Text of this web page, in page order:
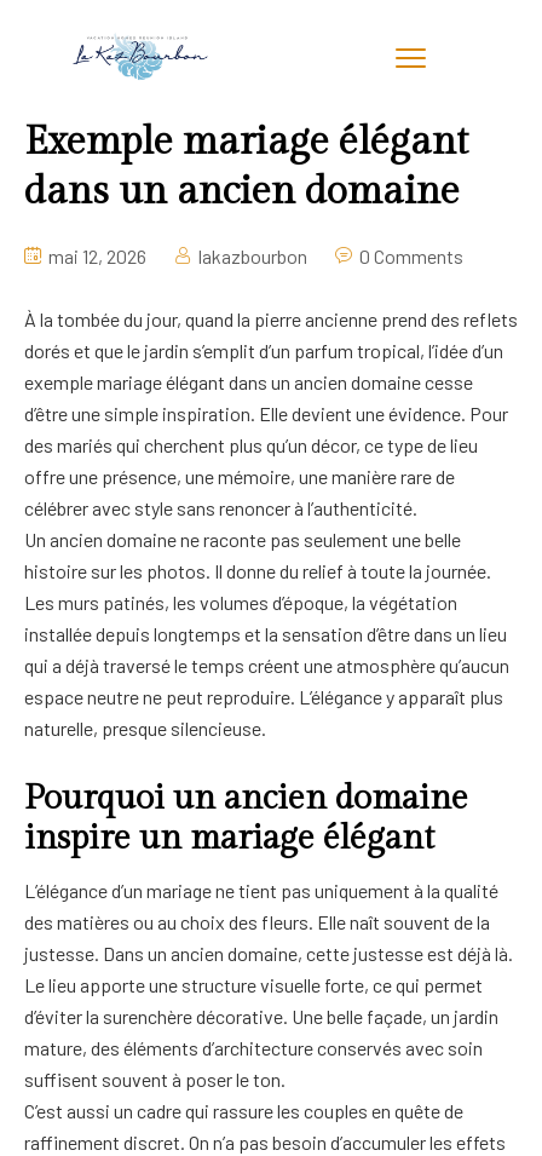
Exemple mariage élégant
dans un ancien domaine
mai 12, 2026 lakazbourbon 0 Comments
À la tombée du jour, quand la pierre ancienne prend des reflets
dorés et que le jardin s’emplit d’un parfum tropical, l’idée d’un
exemple mariage élégant dans un ancien domaine cesse
d’être une simple inspiration. Elle devient une évidence. Pour
des mariés qui cherchent plus qu’un décor, ce type de lieu
offre une présence, une mémoire, une manière rare de
célébrer avec style sans renoncer à l’authenticité.
Un ancien domaine ne raconte pas seulement une belle
histoire sur les photos. Il donne du relief à toute la journée.
Les murs patinés, les volumes d’époque, la végétation
installée depuis longtemps et la sensation d’être dans un lieu
qui a déjà traversé le temps créent une atmosphère qu’aucun
espace neutre ne peut reproduire. L’élégance y apparaît plus
naturelle, presque silencieuse.
Pourquoi un ancien domaine
inspire un mariage élégant
L’élégance d’un mariage ne tient pas uniquement à la qualité
des matières ou au choix des fleurs. Elle naît souvent de la
justesse. Dans un ancien domaine, cette justesse est déjà là.
Le lieu apporte une structure visuelle forte, ce qui permet
d’éviter la surenchère décorative. Une belle façade, un jardin
mature, des éléments d’architecture conservés avec soin
suffisent souvent à poser le ton.
C’est aussi un cadre qui rassure les couples en quête de
raffinement discret. On n’a pas besoin d’accumuler les effets